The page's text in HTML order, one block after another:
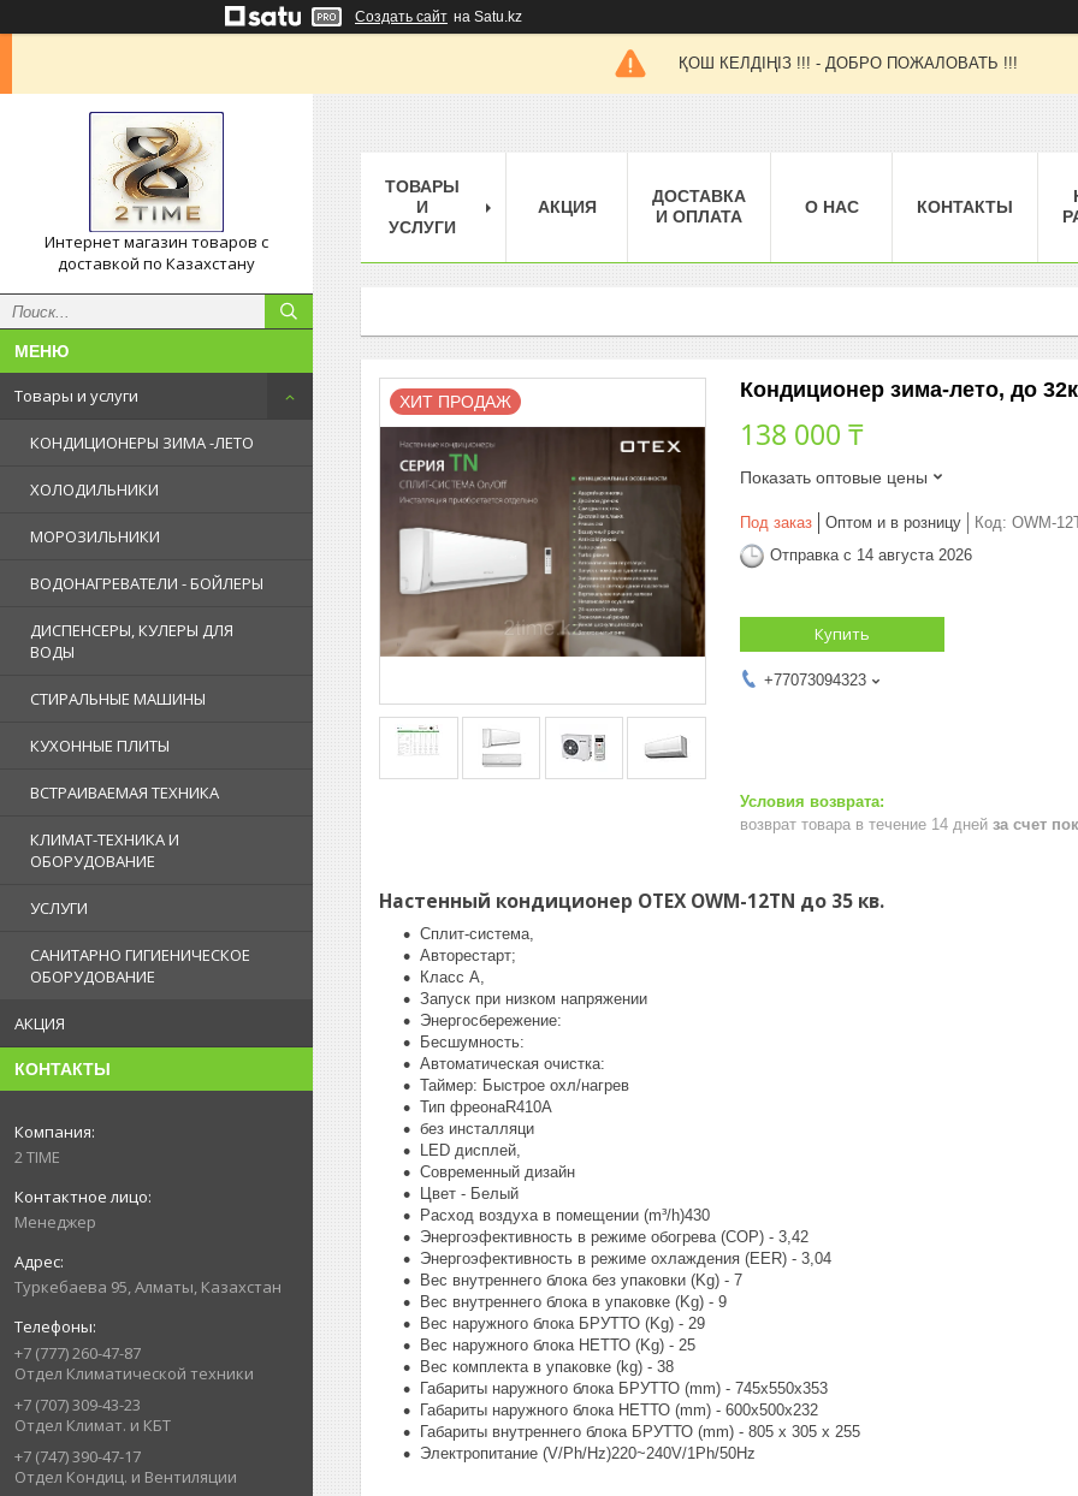
Создать сайт на Satu.kz
ҚОШ КЕЛДІҢІЗ !!! - ДОБРО ПОЖАЛОВАТЬ !!!
Интернет магазин товаров с
доставкой по Казахстану
Товары и услуги
КОНДИЦИОНЕРЫ ЗИМА -ЛЕТО
ХОЛОДИЛЬНИКИ
МОРОЗИЛЬНИКИ
ВОДОНАГРЕВАТЕЛИ - БОЙЛЕРЫ
ДИСПЕНСЕРЫ, КУЛЕРЫ ДЛЯ
ВОДЫ
СТИРАЛЬНЫЕ МАШИНЫ
КУХОННЫЕ ПЛИТЫ
ВСТРАИВАЕМАЯ ТЕХНИКА
КЛИМАТ-ТЕХНИКА И
ОБОРУДОВАНИЕ
УСЛУГИ
САНИТАРНО ГИГИЕНИЧЕСКОЕ
ОБОРУДОВАНИЕ
АКЦИЯ
КОНТАКТЫ
2 TIME
Менеджер
Туркебаева 95, Алматы, Казахстан
+7 (777) 260-47-87
Отдел Климатической техники
+7 (707) 309-43-23
Отдел Климат. и КБТ
+7 (747) 390-47-17
Отдел Кондиц. и Вентиляции
ТОВАРЫ
И
УСЛУГИ
АКЦИЯ
ДОСТАВКА
И ОПЛАТА
О НАС КОНТАКТЫ
ХИТ ПРОДАЖ Кондиционер зима-лето, до
138 000 ₸
Показать оптовые цены
Под заказ Оптом и в розницу Код: OWM-
Отправка с 14 августа 2026
Купить
+77073094323
возврат товара в течение 14 дней за счет
Настенный кондиционер OTEX OWM-12TN до 35 кв.
Сплит-система,
Авторестарт;
Класс А,
Запуск при низком напряжении
Энергосбережение:
Бесшумность:
Автоматическая очистка:
Таймер: Быстрое охл/нагрев
Тип фреонаR410A
без инсталляци
LED дисплей,
Современный дизайн
Цвет - Белый
Расход воздуха в помещении (m³/h)430
Энергоэфективность в режиме обогрева (COP) - 3,42
Энергоэфективность в режиме охлаждения (EER) - 3,04
Вес внутреннего блока без упаковки (Kg) - 7
Вес внутреннего блока в упаковке (Kg) - 9
Вес наружного блока БРУТТО (Kg) - 29
Вес наружного блока НЕТТО (Kg) - 25
Вес комплекта в упаковке (kg) - 38
Габариты наружного блока БРУТТО (mm) - 745х550х353
Габариты наружного блока НЕТТО (mm) - 600х500х232
Габариты внутреннего блока БРУТТО (mm) - 805 x 305 x 255
Электропитание (V/Ph/Hz)220~240V/1Ph/50Hz